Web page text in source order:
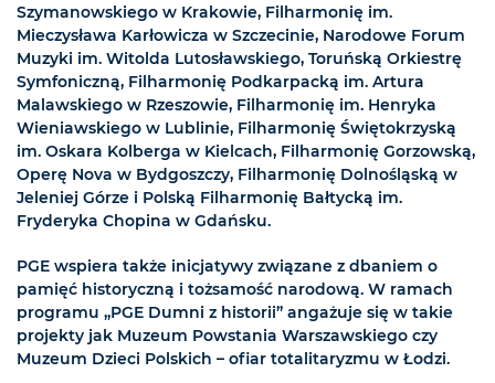
Szymanowskiego w Krakowie, Filharmonię im.
Mieczysława Karłowicza w Szczecinie, Narodowe Forum
Muzyki im. Witolda Lutosławskiego, Toruńską Orkiestrę
Symfoniczną, Filharmonię Podkarpacką im. Artura
Malawskiego w Rzeszowie, Filharmonię im. Henryka
Wieniawskiego w Lublinie, Filharmonię Świętokrzyską
im. Oskara Kolberga w Kielcach, Filharmonię Gorzowską,
Operę Nova w Bydgoszczy, Filharmonię Dolnośląską w
Jeleniej Górze i Polską Filharmonię Bałtycką im.
Fryderyka Chopina w Gdańsku.
PGE wspiera także inicjatywy związane z dbaniem o
pamięć historyczną i tożsamość narodową. W ramach
programu „PGE Dumni z historii” angażuje się w takie
projekty jak Muzeum Powstania Warszawskiego czy
Muzeum Dzieci Polskich – ofiar totalitaryzmu w Łodzi.